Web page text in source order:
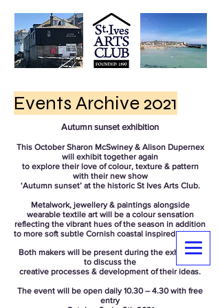
Events Archive 2021
Autumn sunset exhibition
This October Sharon McSwiney & Alison Dupernex
will exhibit together again
to explore their love of colour, texture & pattern
with their new show
‘Autumn sunset’ at the historic St Ives Arts Club.
Metalwork, jewellery & paintings alongside
wearable textile art will be a colour sensation
reflecting the vibrant hues of the season in addition
to more soft subtle Cornish coastal inspired pieces.
Both makers will be present during the exhibition
to discuss the
creative processes & development of their ideas.
The event will be open daily 10.30 – 4.30 with free
entry